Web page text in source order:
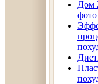
Дом
фото